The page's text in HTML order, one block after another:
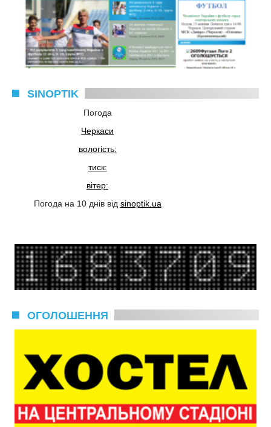
SINOPTIK
Погода
Черкаси
вологість:
тиск:
вітер:
Погода на 10 днів від sinoptik.ua
ОГОЛОШЕННЯ